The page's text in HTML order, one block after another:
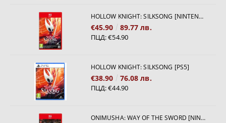
HOLLOW KNIGHT: SILKSONG [NINTENDO SWITCH 2]
€45.90 89.77 лв.
ПЦД:€54.90
HOLLOW KNIGHT: SILKSONG [PS5]
€38.90 76.08 лв.
ПЦД:€44.90
ONIMUSHA: WAY OF THE SWORD [NINTENDO SWITCH 2]